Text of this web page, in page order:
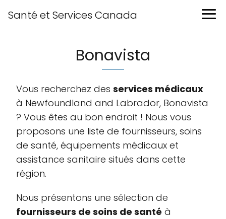
Santé et Services Canada
Bonavista
Vous recherchez des services médicaux
à Newfoundland and Labrador, Bonavista
? Vous êtes au bon endroit ! Nous vous
proposons une liste de fournisseurs, soins
de santé, équipements médicaux et
assistance sanitaire situés dans cette
région.
Nous présentons une sélection de
fournisseurs de soins de santé à